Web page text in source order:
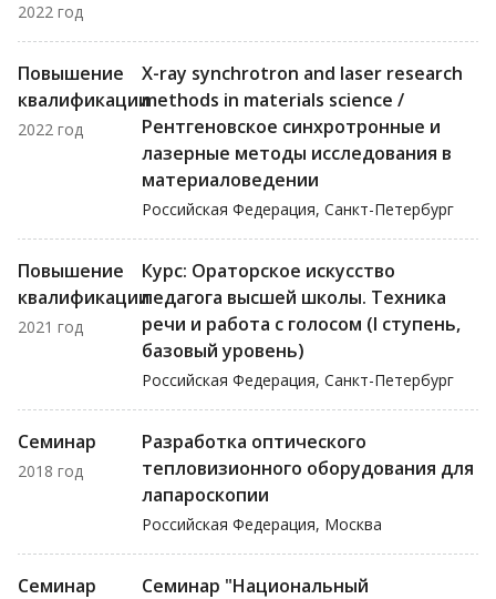
2022 год
Повышение
квалификации
2022 год
X-ray synchrotron and laser researсh
methods in materials science /
Рентгеновское синхротронные и
лазерные методы исследования в
материаловедении
Российская Федерация, Санкт-Петербург
Повышение
квалификации
2021 год
Курс: Ораторское искусство
педагога высшей школы. Техника
речи и работа с голосом (I ступень,
базовый уровень)
Российская Федерация, Санкт-Петербург
Семинар
2018 год
Разработка оптического
тепловизионного оборудования для
лапароскопии
Российская Федерация, Москва
Семинар
Семинар "Национальный